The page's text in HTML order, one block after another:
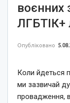
воєнних
Опубліковано
Коли йдеться
ми зазвичай
провадження,